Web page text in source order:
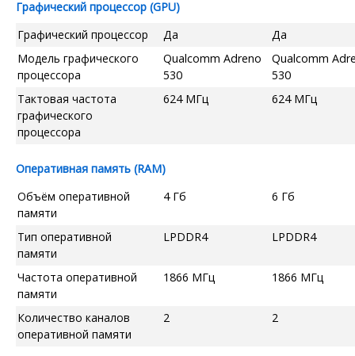
Графический процессор (GPU)
Графический процессор
Да
Да
Модель графического
процессора
Qualcomm Adreno
530
Qualcomm
530
Тактовая частота
графического
процессора
624 МГц 624 МГц
Оперативная память (RAM)
Объём оперативной
памяти
4 Гб 6 Гб
Тип оперативной
памяти
LPDDR4 LPDDR4
Частота оперативной
памяти
1866 МГц 1866 МГц
Количество каналов
оперативной памяти
2 2